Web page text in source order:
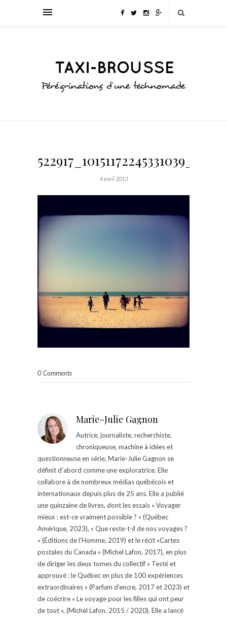
6 avril 2013
0 Comments
Marie-Julie Gagnon
Autrice, journaliste, recherchiste,
chroniqueuse, machine à idées et
questionneuse en série, Marie-Julie Gagnon se
définit d’abord comme une exploratrice. Elle
collabore à de nombreux médias québécois et
internationaux depuis plus de 25 ans. Elle a publié
une quinzaine de livres, dont les essais « Voyager
mieux : est-ce vraiment possible ? » (Québec
Amérique, 2023), « Que reste-t-il de nos voyages ?
» (Éditions de l'Homme, 2019) et le récit «Cartes
postales du Canada » (Michel Lafon, 2017), en plus
de diriger les deux tomes du collectif « Testé et
approuvé : le Québec en plus de 100 expériences
extraordinaires » (Parfum d'encre, 2017 et 2023) et
de coécrire « Le voyage pour les filles qui ont peur
de tout », (Michel Lafon, 2015 / 2020). Elle a lancé